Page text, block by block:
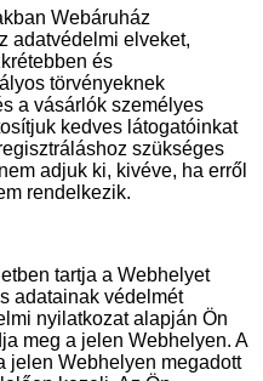
Webáruház
adatvédelmi elveket,
és
törvényeknek
a vásárlók személyes
kedves látogatóinkat
szükséges
adjuk ki, kivéve, ha erről
rendelkezik.
tartja a Webhelyet
adatainak védelmét
nyilatkozat alapján Ön
meg a jelen Webhelyen. A
jelen Webhelyen megadott